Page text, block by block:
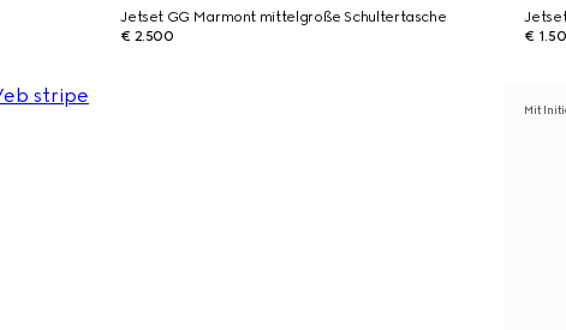
Jetset GG Marmont mittelgroße Schultertasche
€ 2.500
€
Mit